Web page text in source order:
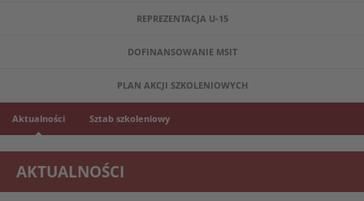
REPREZENTACJA U-15
DOFINANSOWANIE MSIT
PLAN AKCJI SZKOLENIOWYCH
Aktualności Sztab szkoleniowy
AKTUALNOŚCI